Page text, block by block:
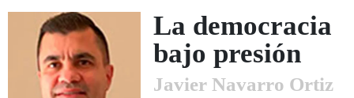
La democracia
bajo presión
Javier Navarro Ortiz